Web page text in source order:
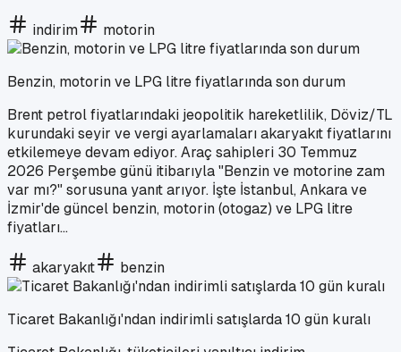
indirim motorin
Benzin, motorin ve LPG litre fiyatlarında son durum
Brent petrol fiyatlarındaki jeopolitik hareketlilik, Döviz/TL
kurundaki seyir ve vergi ayarlamaları akaryakıt fiyatlarını
etkilemeye devam ediyor. Araç sahipleri 30 Temmuz
2026 Perşembe günü itibarıyla "Benzin ve motorine zam
var mı?" sorusuna yanıt arıyor. İşte İstanbul, Ankara ve
İzmir'de güncel benzin, motorin (otogaz) ve LPG litre
fiyatları...
akaryakıt benzin
Ticaret Bakanlığı'ndan indirimli satışlarda 10 gün kuralı